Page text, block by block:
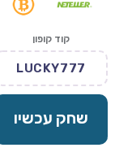
קוד קופון
LUCKY777
שחק עכשיו